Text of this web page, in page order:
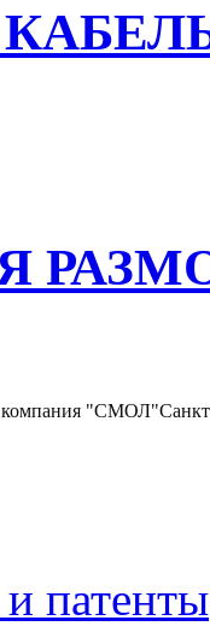
компания "СМОЛ"
патенты